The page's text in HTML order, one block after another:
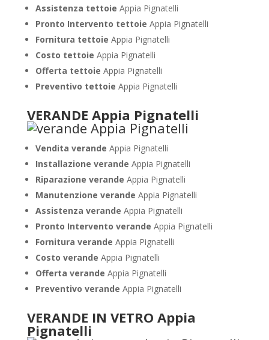
Assistenza tettoie Appia Pignatelli
Pronto Intervento tettoie Appia Pignatelli
Fornitura tettoie Appia Pignatelli
Costo tettoie Appia Pignatelli
Offerta tettoie Appia Pignatelli
Preventivo tettoie Appia Pignatelli
VERANDE Appia Pignatelli
Vendita verande Appia Pignatelli
Installazione verande Appia Pignatelli
Riparazione verande Appia Pignatelli
Manutenzione verande Appia Pignatelli
Assistenza verande Appia Pignatelli
Pronto Intervento verande Appia Pignatelli
Fornitura verande Appia Pignatelli
Costo verande Appia Pignatelli
Offerta verande Appia Pignatelli
Preventivo verande Appia Pignatelli
VERANDE IN VETRO Appia
Pignatelli